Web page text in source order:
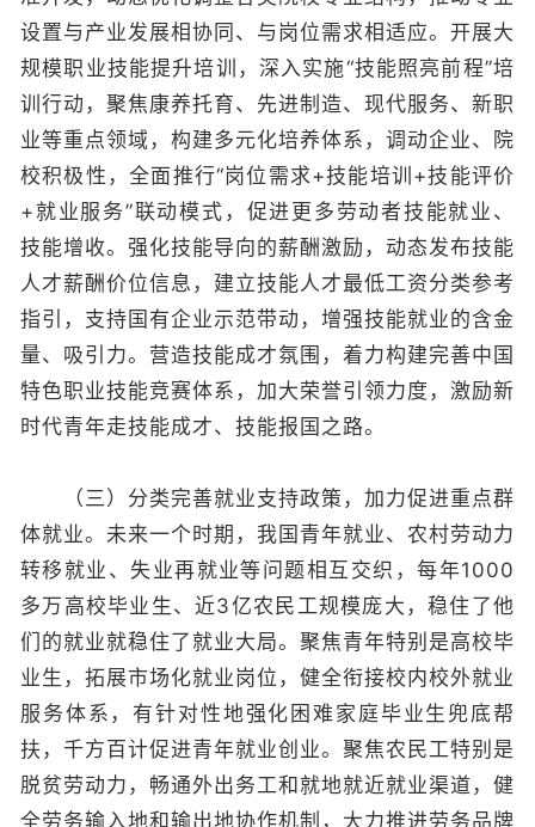
设置与产业发展相协同、与岗位需求相适应。开展大
规模职业技能提升培训，深入实施“技能照亮前程”培
训行动，聚焦康养托育、先进制造、现代服务、新职
业等重点领域，构建多元化培养体系，调动企业、院
校积极性，全面推行“岗位需求+技能培训+技能评价
+就业服务”联动模式，促进更多劳动者技能就业、
技能增收。强化技能导向的薪酬激励，动态发布技能
人才薪酬价位信息，建立技能人才最低工资分类参考
指引，支持国有企业示范带动，增强技能就业的含金
量、吸引力。营造技能成才氛围，着力构建完善中国
特色职业技能竞赛体系，加大荣誉引领力度，激励新
时代青年走技能成才、技能报国之路。
（三）分类完善就业支持政策，加力促进重点群
体就业。未来一个时期，我国青年就业、农村劳动力
转移就业、失业再就业等问题相互交织，每年1000
多万高校毕业生、近3亿农民工规模庞大，稳住了他
们的就业就稳住了就业大局。聚焦青年特别是高校毕
业生，拓展市场化就业岗位，健全衔接校内校外就业
服务体系，有针对性地强化困难家庭毕业生兜底帮
扶，千方百计促进青年就业创业。聚焦农民工特别是
脱贫劳动力，畅通外出务工和就地就近就业渠道，健
全劳务输入地和输出地协作机制，大力推进劳务品牌